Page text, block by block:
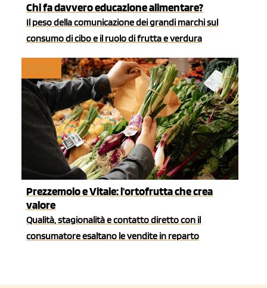
Chi fa davvero educazione alimentare?
Il peso della comunicazione dei grandi marchi sul
consumo di cibo e il ruolo di frutta e verdura
Prezzemolo e Vitale: l'ortofrutta che crea
valore
Qualità, stagionalità e contatto diretto con il
consumatore esaltano le vendite in reparto